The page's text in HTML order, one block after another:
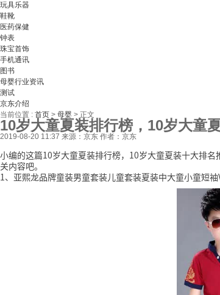
玩具乐器
鞋靴
医药保健
钟表
珠宝首饰
手机通讯
图书
母婴行业资讯
测试
京东介绍
当前位置 : 首页 > 母婴 > 正文
10岁大童夏装排行榜，10岁大童
2019-08-20 11:37 来源：京东 作者：京东
小编的这篇10岁大童夏装排行榜，10岁大童夏装十大排
关内容吧。
1、亚熙龙品牌童装男童套装儿童套装夏装中大童小童短